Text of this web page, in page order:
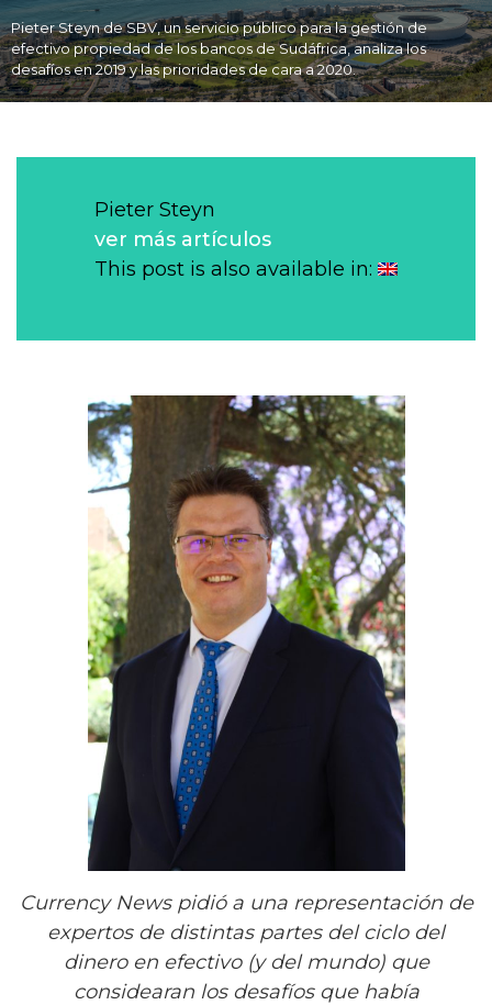
Pieter Steyn de SBV, un servicio público para la gestión de
efectivo propiedad de los bancos de Sudáfrica, analiza los
desafíos en 2019 y las prioridades de cara a 2020.
Pieter Steyn
ver más artículos
This post is also available in:
Currency News pidió a una representación de
expertos de distintas partes del ciclo del
dinero en efectivo (y del mundo) que
considearan los desafíos que había